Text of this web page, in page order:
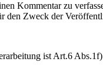
Kommentar zu
den Zweck der
ist Art.6